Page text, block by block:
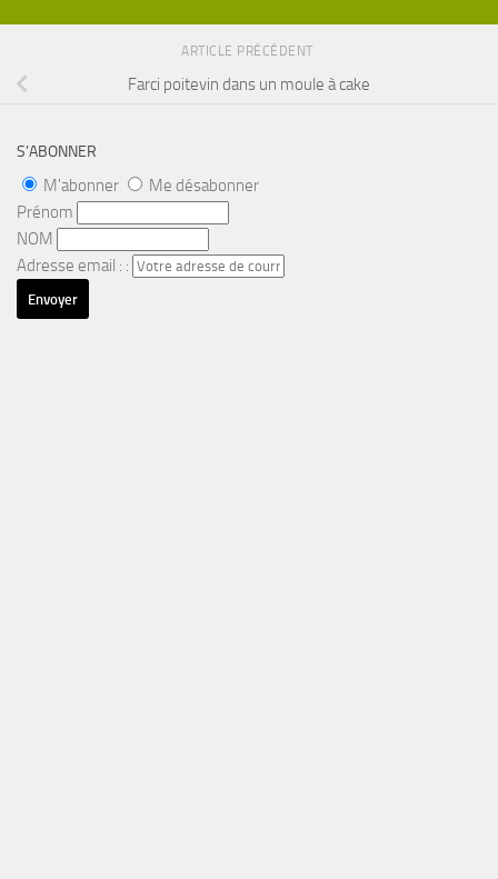
ARTICLE PRÉCÉDENT
Farci poitevin dans un moule à cake
S’ABONNER
M'abonner
Me désabonner
Prénom
NOM
Adresse email : :